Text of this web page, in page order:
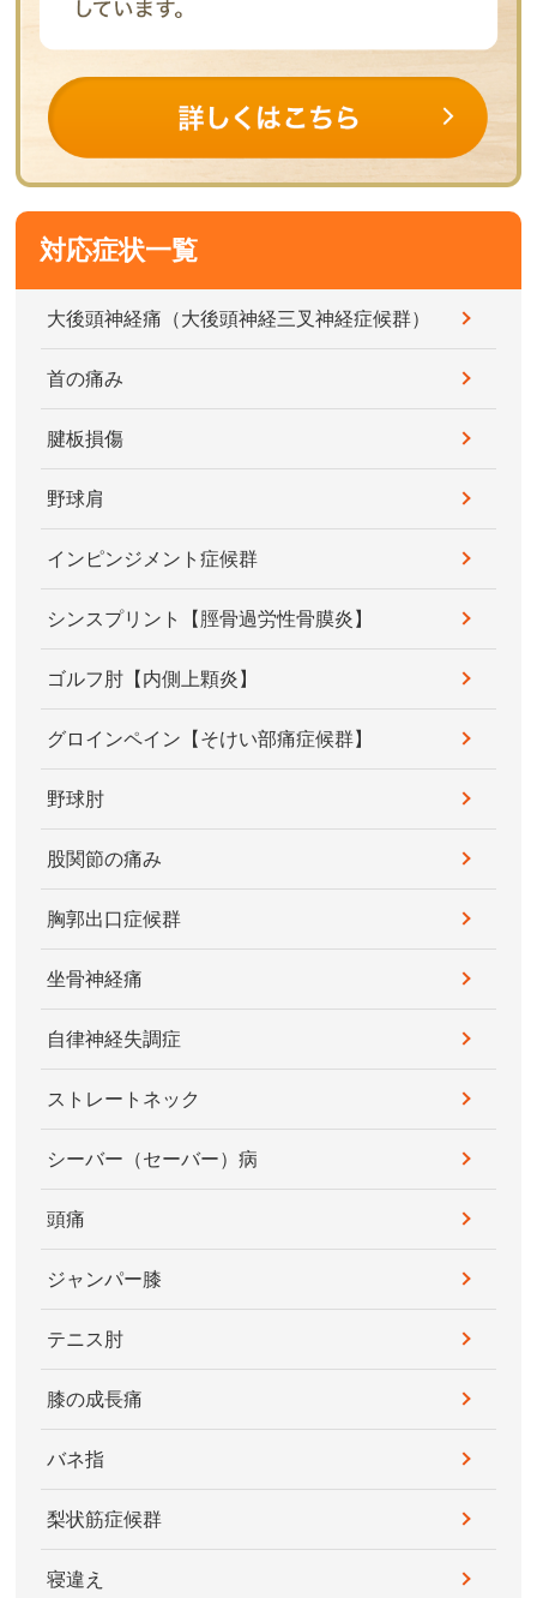
対応症状一覧
大後頭神経痛（大後頭神経三叉神経症候群）
首の痛み
腱板損傷
野球肩
インピンジメント症候群
シンスプリント【脛骨過労性骨膜炎】
ゴルフ肘【内側上顆炎】
グロインペイン【そけい部痛症候群】
野球肘
股関節の痛み
胸郭出口症候群
坐骨神経痛
自律神経失調症
ストレートネック
シーバー（セーバー）病
頭痛
ジャンパー膝
テニス肘
膝の成長痛
バネ指
梨状筋症候群
寝違え